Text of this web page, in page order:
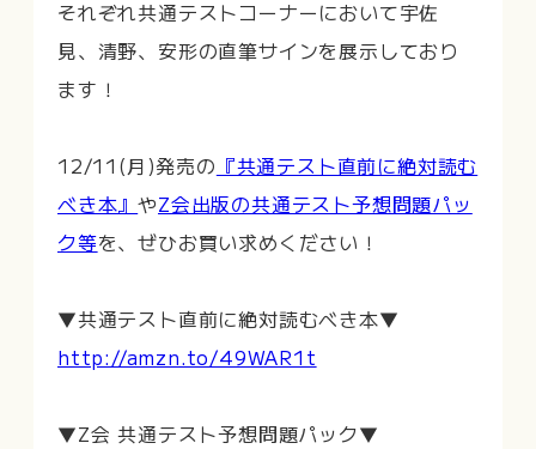
それぞれ共通テストコーナーにおいて宇佐
見、清野、安形の直筆サインを展示しており
ます！
12/11(月)発売の 『共通テスト直前に絶対読む
べき本』やZ会出版の共通テスト予想問題パッ
ク等を、ぜひお買い求めください！
▼共通テスト直前に絶対読むべき本▼
http://amzn.to/49WAR1t
▼Z会 共通テスト予想問題パック▼